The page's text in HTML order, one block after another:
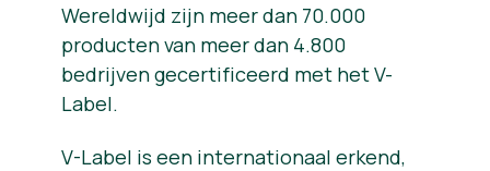
Wereldwijd zijn meer dan 70.000
producten van meer dan 4.800
bedrijven gecertificeerd met het V-
Label.
V-Label is een internationaal erkend,